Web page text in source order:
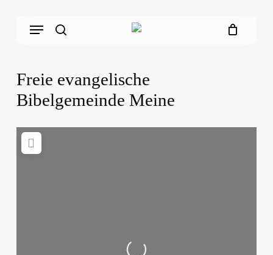
Menu
Freie evangelische
Bibelgemeinde Meine
Loading...